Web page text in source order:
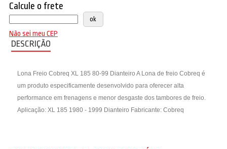
Calcule o frete
Não sei meu CEP
DESCRIÇÃO
Lona Freio Cobreq XL 185 80-99 Dianteiro A Lona de freio Cobreq é
um produto especificamente desenvolvido para oferecer alta
performance em frenagens e menor desgaste dos tambores de freio.
Aplicação: XL 185 1980 - 1999 Dianteiro Fabricante: Cobreq